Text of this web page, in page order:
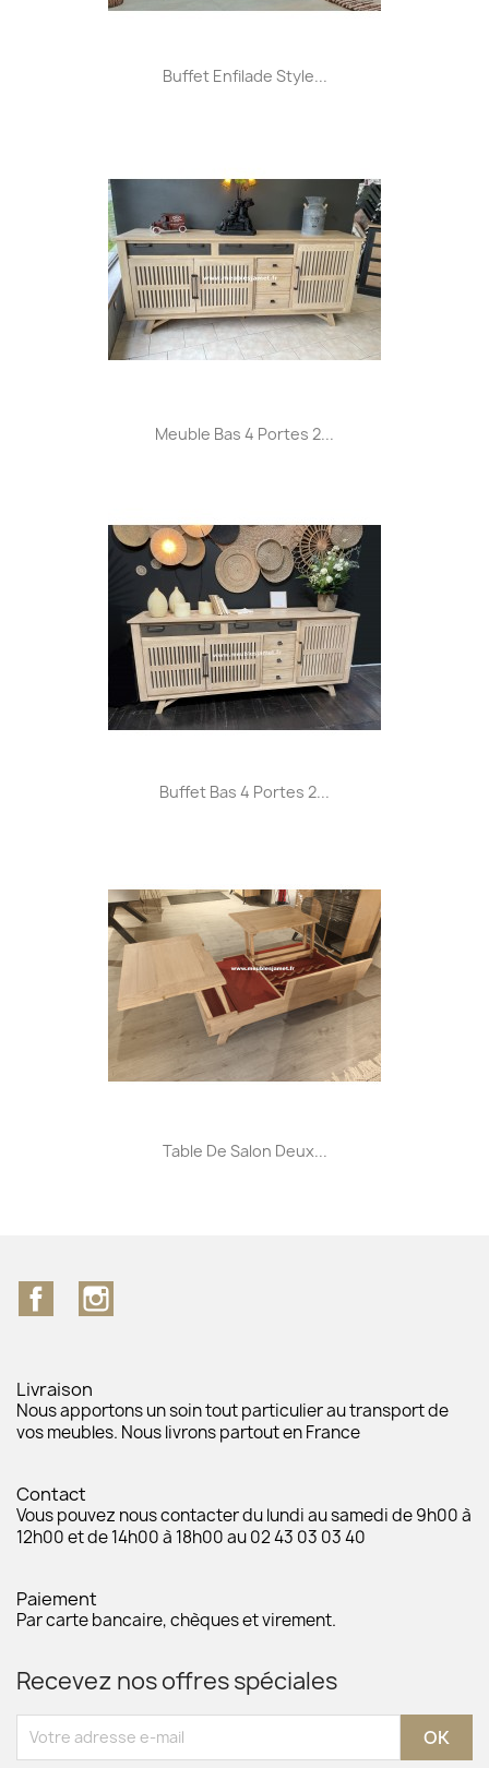
Buffet Enfilade Style...
Meuble Bas 4 Portes 2...
Buffet Bas 4 Portes 2...
Table De Salon Deux...
Facebook
Livraison
Nous apportons un soin tout particulier au transport de
vos meubles. Nous livrons partout en France
Contact
Vous pouvez nous contacter du lundi au samedi de 9h00 à
12h00 et de 14h00 à 18h00 au 02 43 03 03 40
Paiement
Par carte bancaire, chèques et virement.
Recevez nos offres spéciales